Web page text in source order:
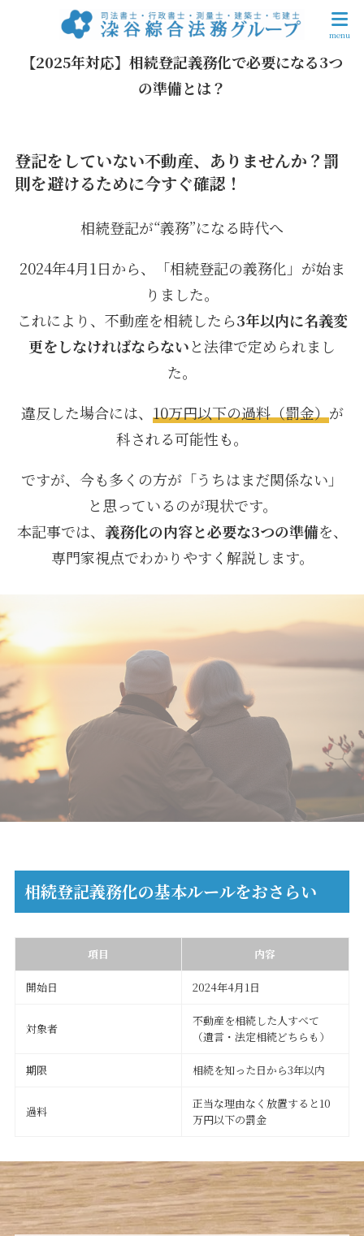
【2025年対応】相続登記義務化で必要になる3つ
の準備とは？
登記をしていない不動産、ありませんか？罰
則を避けるために今すぐ確認！
相続登記が“義務”になる時代へ
2024年4月1日から、「相続登記の義務化」が始ま
りました。
これにより、不動産を相続したら3年以内に名義変
更をしなければならないと法律で定められまし
た。
違反した場合には、 10万円以下の過料（罰金）が
科される可能性も。
ですが、今も多くの方が「うちはまだ関係ない」
と思っているのが現状です。
本記事では、 義務化の内容と必要な3つの準備を、
専門家視点でわかりやすく解説します。
相続登記義務化の基本ルールをおさらい
項目 内容
開始日 2024年4月1日
対象者
不動産を相続した人すべて
（遺言・法定相続どちらも）
期限 相続を知った日から3年以内
過料
正当な理由なく放置すると10
万円以下の罰金